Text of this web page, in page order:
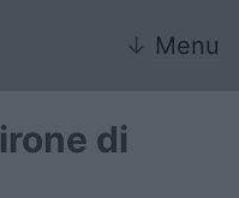
↓ Menu
di